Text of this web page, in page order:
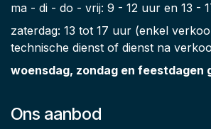
ma - di - do - vrij: 9 - 12 uur en 13 -
zaterdag: 13 tot 17 uur (enkel
technische dienst of dienst na
woensdag, zondag en feestdagen
Ons aanbod